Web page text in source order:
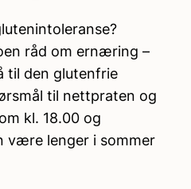
råd om ernæring –
til den glutenfrie
til nettpraten og
kl. 18.00 og
være lenger i sommer